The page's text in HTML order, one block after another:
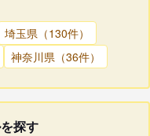
埼玉県（130件）
神奈川県（36件）
探す